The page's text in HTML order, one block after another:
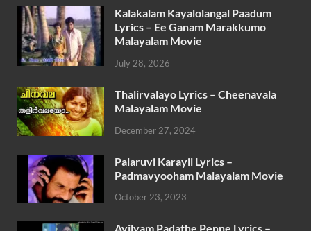
Kalakalam Kayalolangal Paadum
Lyrics – Ee Ganam Marakkumo
Malayalam Movie
July 28, 2026
Thalirvalayo Lyrics – Cheenavala
Malayalam Movie
December 27, 2024
Palaruvi Karayil Lyrics –
Padmavyooham Malayalam Movie
October 23, 2023
Ayilyam Padathe Penne Lyrics –